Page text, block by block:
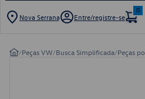
Nova Serrana Entre/registre-se
0
/Peças VW/Busca Simplificada/Peças